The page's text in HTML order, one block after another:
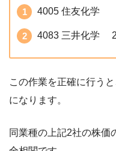
4005 住友化学
4083 三井化学
この作業を正確に行うと
になります。
同業種の上記2社の株価